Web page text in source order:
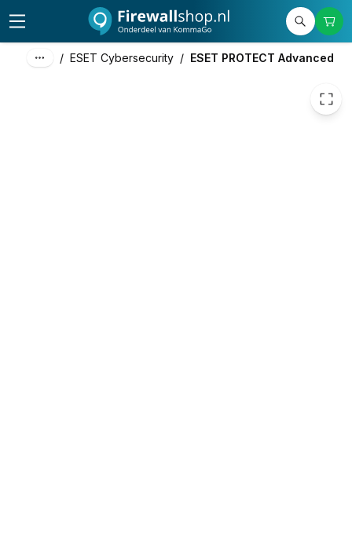
/ ESET Cybersecurity / ESET PROTECT Advanced
€ 46,10